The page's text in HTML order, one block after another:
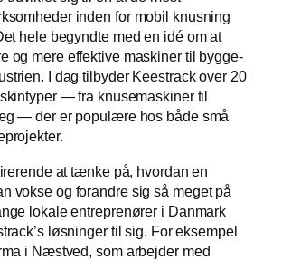
inden for mobil knusning
hele begyndte med en idé om at
og mere effektive maskiner til bygge-
I dag tilbyder Keestrack over 20
— fra knusemaskiner til
— der er populære hos både små
at tænke på, hvordan en
vokse og forandre sig så meget på
lokale entreprenører i Danmark
løsninger til sig. For eksempel
i Næstved, som arbejder med